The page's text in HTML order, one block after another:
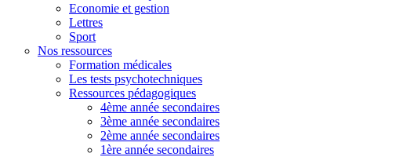
Economie et gestion
Lettres
Sport
Nos ressources
Formation médicales
Les tests psychotechniques
Ressources pédagogiques
4ème année secondaires
3ème année secondaires
2ème année secondaires
1ère année secondaires